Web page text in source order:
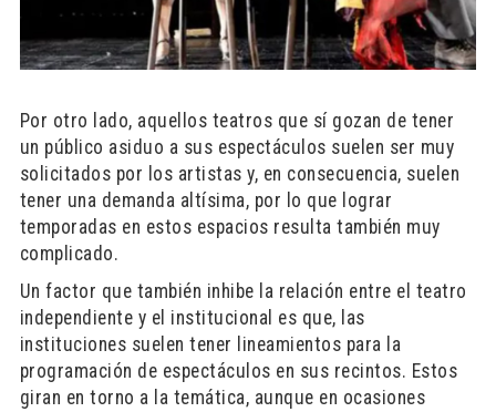
Por otro lado, aquellos teatros que sí gozan de tener
un público asiduo a sus espectáculos suelen ser muy
solicitados por los artistas y, en consecuencia, suelen
tener una demanda altísima, por lo que lograr
temporadas en estos espacios resulta también muy
complicado.
Un factor que también inhibe la relación entre el teatro
independiente y el institucional es que, las
instituciones suelen tener lineamientos para la
programación de espectáculos en sus recintos. Estos
giran en torno a la temática, aunque en ocasiones